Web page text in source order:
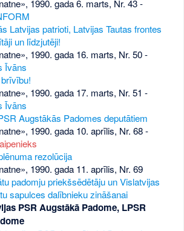
1990. gada 6. marts, Nr. 43-
Latvijas patrioti, Latvijas Tautas frontes
un līdzjutēji!
1990. gada 16. marts, Nr. 50-
Īvāns
1990. gada 17. marts, Nr. 51 -
Īvāns
Augstākās Padomes deputātiem
1990. gada 10. aprīlis, Nr. 68-
rezolūcija
1990. gada 11. aprīlis, Nr. 69
padomju priekšsēdētāju un Vislatvijas
sapulces dalībnieku zināšanai
PSR Augstākā Padome, LPSR